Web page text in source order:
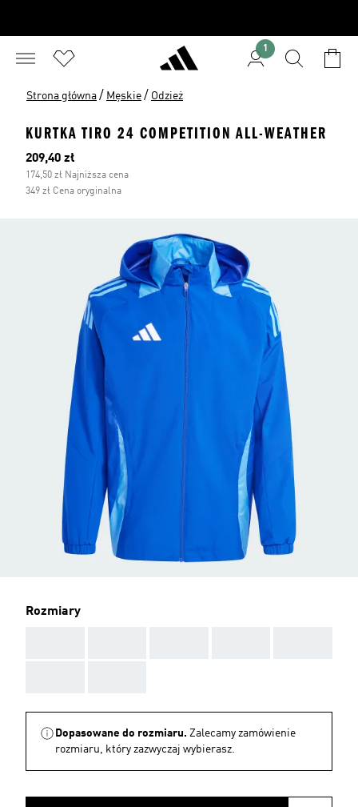
1
Strona główna / Męskie / Odzież
KURTKA TIRO 24 COMPETITION ALL-WEATHER
Bieżąca cena
209,40 zł
174,50 zł Najniższa cena
349 zł Cena oryginalna
Rozmiary
Dopasowane do rozmiaru. Zalecamy zamówienie
rozmiaru, który zazwyczaj wybierasz.